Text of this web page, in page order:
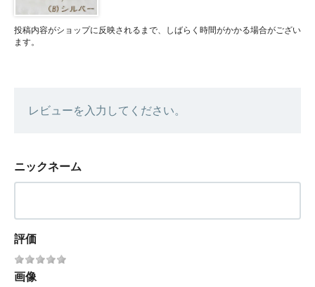
投稿内容がショップに反映されるまで、しばらく時間がかかる場合がござい
ます。
レビューを入力してください。
ニックネーム
評価
画像